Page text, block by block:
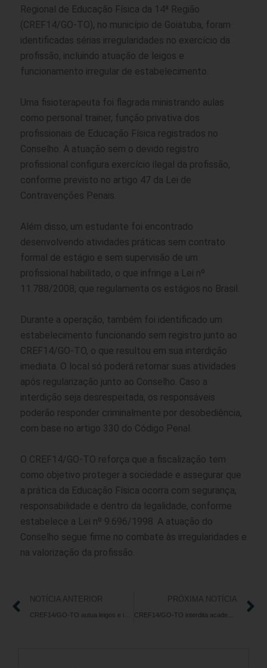
Regional de Educação Física da 14ª Região
(CREF14/GO-TO), no município de Goiatuba, foram
identificadas sérias irregularidades no exercício da
profissão, incluindo atuação de leigos e
funcionamento irregular de estabelecimento.
Uma fisioterapeuta foi flagrada ministrando aulas
como personal trainer, função privativa dos
profissionais de Educação Física registrados no
Conselho. A atuação sem o devido registro
profissional configura exercício ilegal da profissão,
conforme previsto no artigo 47 da Lei de
Contravenções Penais.
Além disso, um estudante foi encontrado
desenvolvendo atividades práticas sem contrato
formal de estágio e sem supervisão de um
profissional habilitado, o que infringe a Lei nº
11.788/2008, que regulamenta os estágios no Brasil.
Durante a operação, também foi identificado um
estabelecimento funcionando sem registro junto ao
CREF14/GO-TO, o que resultou em sua interdição
imediata. O local só poderá retomar suas atividades
após regularização junto ao Conselho. Caso a
interdição seja desrespeitada, os responsáveis
poderão responder criminalmente por desobediência,
com base no artigo 330 do Código Penal.
O CREF14/GO-TO reforça que a fiscalização tem
como objetivo proteger a sociedade e assegurar que
a prática da Educação Física ocorra com segurança,
responsabilidade e dentro da legalidade, conforme
estabelece a Lei nº 9.696/1998. A atuação do
Conselho segue firme no combate às irregularidades e
na valorização da profissão.
NOTÍCIA ANTERIOR PRÓXIMA NOTÍCIA